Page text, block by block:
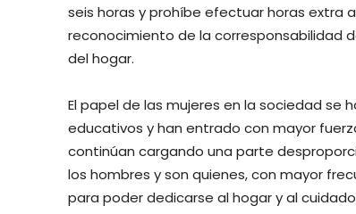
seis horas y prohíbe efectuar horas extra
reconocimiento de la corresponsabilidad
del hogar.
El papel de las mujeres en la sociedad se
educativos y han entrado con mayor
continúan cargando una parte
los hombres y son quienes, con mayor
para poder dedicarse al hogar y al